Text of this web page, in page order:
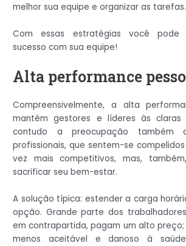
melhor sua equipe e organizar as tarefas.
Com essas estratégias você pode
sucesso com sua equipe!
Alta performance
Compreensivelmente, a alta
mantém gestores e líderes às
contudo a preocupação também
profissionais, que sentem-se
vez mais competitivos, mas,
sacrificar seu bem-estar.
A solução típica: estender a carga
opção. Grande parte dos
em contrapartida, pagam um alto
menos aceitável e danoso à